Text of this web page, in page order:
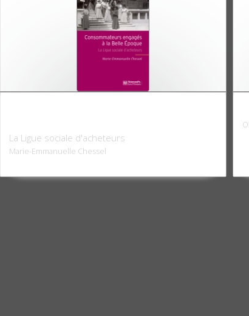
La Ligue sociale d'acheteurs
Marie-Emmanuelle Chessel